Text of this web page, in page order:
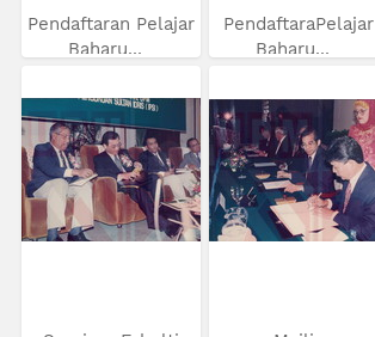
Pendaftaran Pelajar
Baharu...
PendaftaraPelajar
Baharu...